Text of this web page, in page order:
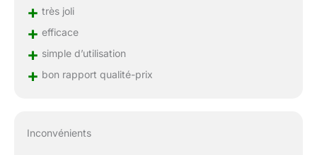
+ très joli
+ efficace
+ simple d’utilisation
+ bon rapport qualité-prix
Inconvénients